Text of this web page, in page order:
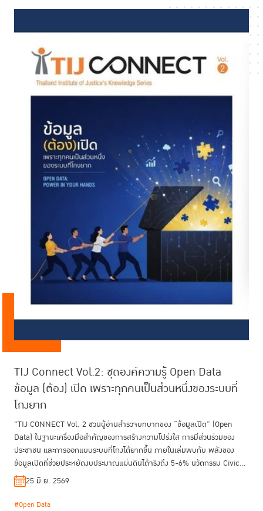
TIJ Connect Vol.2: ชุดองค์ความรู้ Open Data
ข้อมูล (ต้อง) เปิด เพราะทุกคนเป็นส่วนหนึ่งของระบบที่
โกงยาก
"TIJ CONNECT Vol. 2 ชวนผู้อ่านสำรวจบทบาทของ “ข้อมูลเปิด” (Open
Data) ในฐานะเครื่องมือสำคัญของการสร้างความโปร่งใส การมีส่วนร่วมของ
ประชาชน และการออกแบบระบบที่โกงได้ยากขึ้น ภายในเล่มพบกับ พลังของ
ข้อมูลเปิดที่ช่วยประหยัดงบประมาณแผ่นดินได้จริงถึง 5-6% นวัตกรรม Civic
Tech และเครื่องมือตรวจสอบภาคประชาชนที่ใช้งานได้ทันที รวมถึงก้าวสำคัญ
ของไทยสู่มาตรฐานรัฐบาลเปิดระดับโลก (OGP) และการผลักดันกฎหมาย PRTR
เพื่อสิทธิสิ่งแวดล้อม พร้อมถอดบทเรียนจากเอสโตเนีย เคนยา และเกาหลีใต้ ที่
25 มิ.ย. 2569
#Open Data
สรุปรายงานผลการสำรวจความคิดเห็นประกอบการ
ทบทวนและปรับปรุงประมวลกฎหมายแพ่งและพาณิชย์
23 มิ.ย. 2569
#ประมวลกฎหมายแพ่งและพาณิชย์
แนวโน้มสถานการณ์เรือนจำโลก ปี 2569
21 พ.ค. 2569
#ปฏิรูปเรือนจำ
TIJ Connect Vol.1: ชุดองค์ความรู้ ANTI-
CORRUPTION! คนไทยไม่ทนโกง ถึงเวลามาช่วยกัน
สร้างระบบที่โกงยาก
23 มี.ค. 2569
#Anti-corruption